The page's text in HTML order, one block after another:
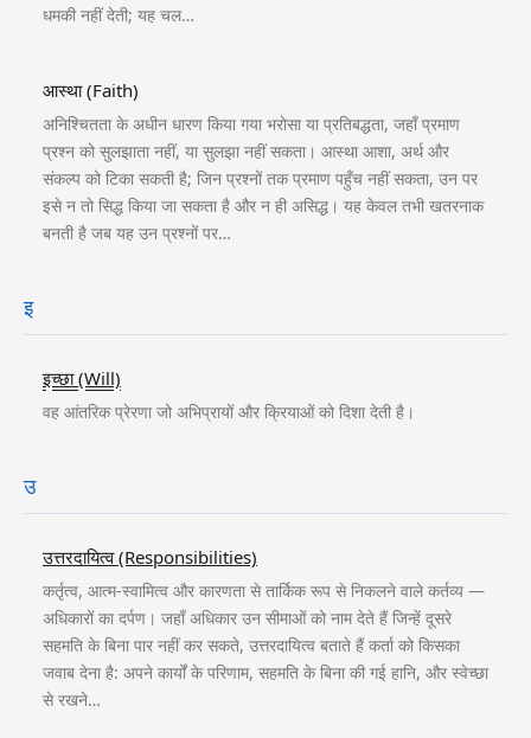
धमकी नहीं देती; यह चल…
आस्था (Faith)
अनिश्चितता के अधीन धारण किया गया भरोसा या प्रतिबद्धता, जहाँ प्रमाण
प्रश्न को सुलझाता नहीं, या सुलझा नहीं सकता। आस्था आशा, अर्थ और
संकल्प को टिका सकती है; जिन प्रश्नों तक प्रमाण पहुँच नहीं सकता, उन पर
इसे न तो सिद्ध किया जा सकता है और न ही असिद्ध। यह केवल तभी खतरनाक
बनती है जब यह उन प्रश्नों पर…
इ
इच्छा (Will)
वह आंतरिक प्रेरणा जो अभिप्रायों और क्रियाओं को दिशा देती है।
उ
उत्तरदायित्व (Responsibilities)
कर्तृत्व, आत्म-स्वामित्व और कारणता से तार्किक रूप से निकलने वाले कर्तव्य —
अधिकारों का दर्पण। जहाँ अधिकार उन सीमाओं को नाम देते हैं जिन्हें दूसरे
सहमति के बिना पार नहीं कर सकते, उत्तरदायित्व बताते हैं कर्ता को किसका
जवाब देना है: अपने कार्यों के परिणाम, सहमति के बिना की गई हानि, और स्वेच्छा
से रखने…